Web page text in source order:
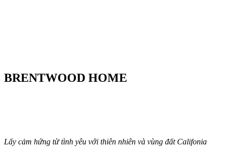
BRENTWOOD HOME
Lấy cảm hứng từ tình yêu với thiên nhiên và vùng đất Califonia